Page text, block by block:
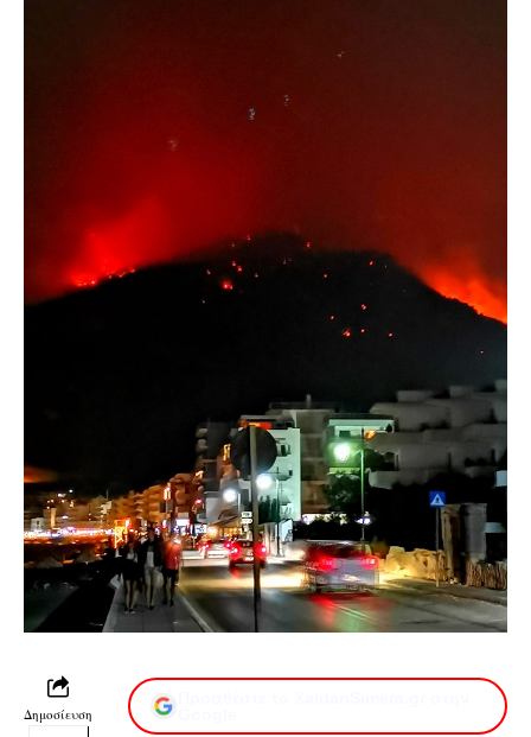
Δημοσίευση